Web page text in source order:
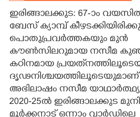
CARTOONS
LITERATURE
ZOOM
CONTACT US
ഇരിങ്ങാലക്കുട: 67-ാം
ബേസ് ക്യാമ്പ്
പൊതുപ്രവർത്തകയും മുൻ
കൗൺസിലറുമായ നസീമ
കഠിനമായ
ദൃഢനിശ്ചയത്തിലൂടെയുമാണ്
അഭിലാഷം നസീമ
2020-25ൽ ഇരിങ്ങാലക്കുട